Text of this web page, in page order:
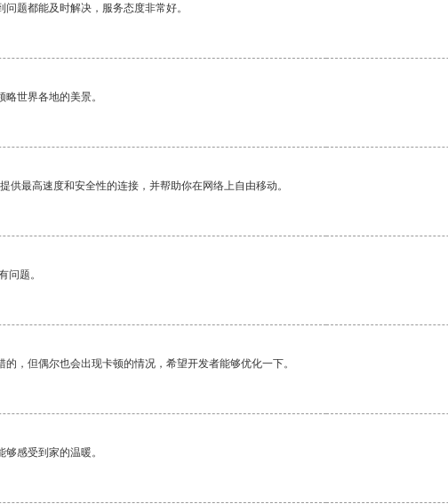
题都能及时解决，服务态度非常好。
世界各地的美景。
供最高速度和安全性的连接，并帮助你在网络上自由移动。
问题。
，但偶尔也会出现卡顿的情况，希望开发者能够优化一下。
感受到家的温暖。